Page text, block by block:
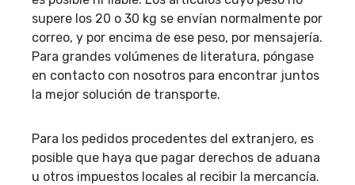
supere los 20 o 30 kg se envían normalmente por
correo, y por encima de ese peso, por mensajería.
Para grandes volúmenes de literatura, póngase
en contacto con nosotros para encontrar juntos
la mejor solución de transporte.
Para los pedidos procedentes del extranjero, es
posible que haya que pagar derechos de aduana
u otros impuestos locales al recibir la mercancía.